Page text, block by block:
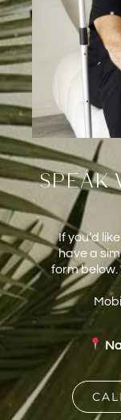
speak
If you’d
have a
form below.